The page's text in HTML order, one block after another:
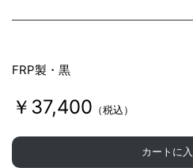
FRP製・黒
￥37,400 （税込）
カートに